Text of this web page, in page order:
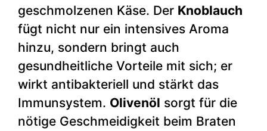
geschmolzenen Käse. Der Knoblauch
fügt nicht nur ein intensives Aroma
hinzu, sondern bringt auch
gesundheitliche Vorteile mit sich; er
wirkt antibakteriell und stärkt das
Immunsystem. Olivenöl sorgt für die
nötige Geschmeidigkeit beim Braten